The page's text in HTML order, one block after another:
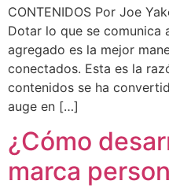
CONTENIDOS Por Joe
Dotar lo que se comunica
agregado es la mejor
conectados. Esta es la
contenidos se ha
auge en […]
¿Cómo
marca